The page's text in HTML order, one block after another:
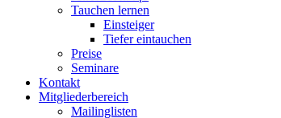
Tauchen lernen
Einsteiger
Tiefer eintauchen
Preise
Seminare
Kontakt
Mitgliederbereich
Mailinglisten